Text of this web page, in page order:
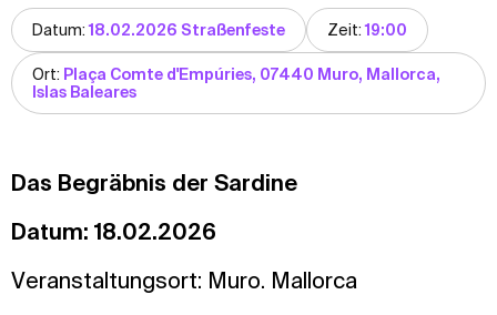
Datum:18.02.2026 Straßenfeste Zeit:19:00
Ort: Plaça Comte d'Empúries, 07440 Muro, Mallorca,
Islas Baleares
Das Begräbnis der Sardine
Datum: 18.02.2026
Veranstaltungsort: Muro. Mallorca